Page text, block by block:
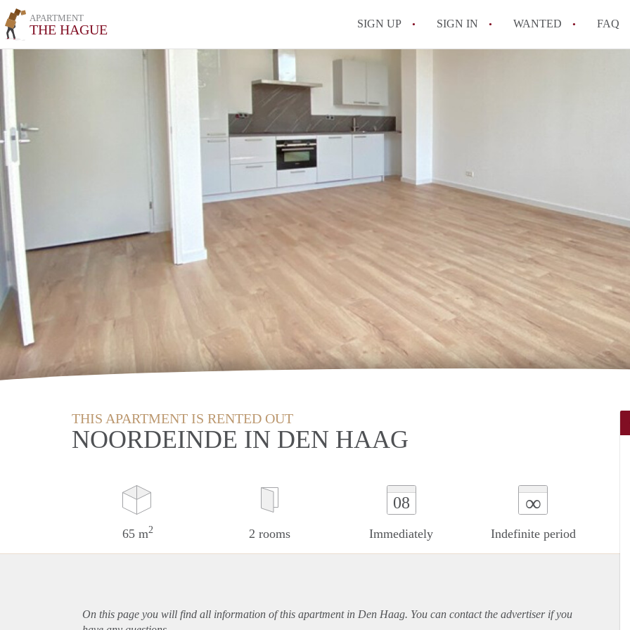
APARTMENT
THE HAGUE SIGN UP SIGN IN WANTED FAQ
THIS APARTMENT IS RENTED OUT
NOORDEINDE IN DEN HAAG
65 m2 2 rooms
08
Immediately
∞
Indefinite period
On this page you will find all information of this apartmentin Den Haag. You can contact the advertiser if you